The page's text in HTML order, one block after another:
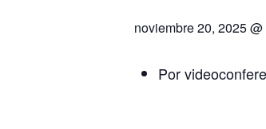
noviembre 20, 2025
Por